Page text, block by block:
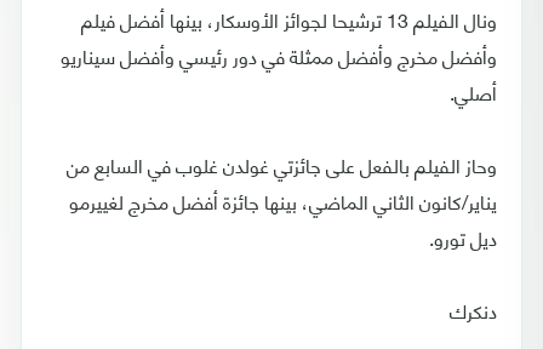
ونال الفيلم 13 ترشيحا لجوائز الأوسكار، بينها أفضل فيلم
وأفضل مخرج وأفضل ممثلة في دور رئيسي وأفضل سيناريو
أصلي.
وحاز الفيلم بالفعل على جائزتي غولدن غلوب في السابع من
يناير/كانون الثاني الماضي، بينها جائزة أفضل مخرج لغييرمو
ديل تورو.
دنكرك